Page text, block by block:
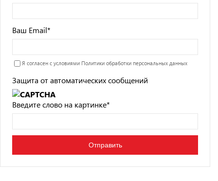
Ваш Email*
Я согласен с условиями Политики обработки персональных данных
Защита от автоматических сообщений
Введите слово на картинке*